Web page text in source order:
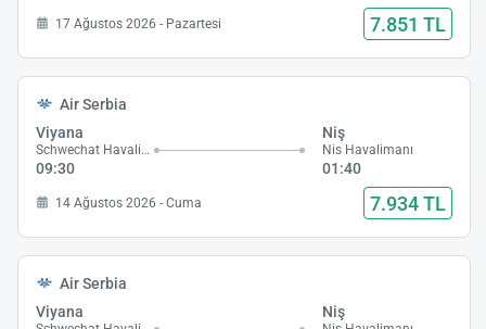
17 Ağustos 2026 - Pazartesi 7.851 TL
Air Serbia
Viyana
Schwechat Havalimanı
09:30
Niş
Nis Havalimanı
01:40
14 Ağustos 2026 - Cuma 7.934 TL
Air Serbia
Viyana
Niş